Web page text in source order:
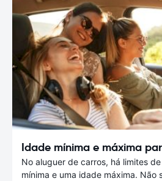
Idade mínima e máxima
No aluguer de carros, há limites
mínima e uma idade máxima. Não